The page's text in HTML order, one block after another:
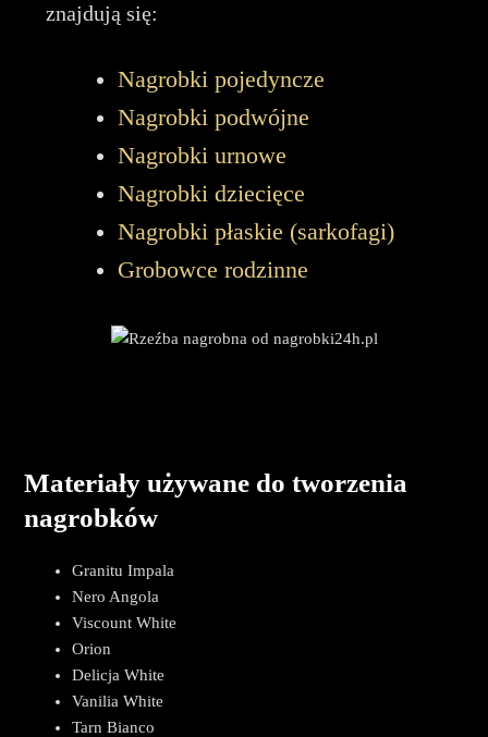
znajdują się:
Nagrobki pojedyncze
Nagrobki podwójne
Nagrobki urnowe
Nagrobki dziecięce
Nagrobki płaskie (sarkofagi)
Grobowce rodzinne
Materiały używane do tworzenia
nagrobków
Granitu Impala
Nero Angola
Viscount White
Orion
Delicja White
Vanilia White
Tarn Bianco